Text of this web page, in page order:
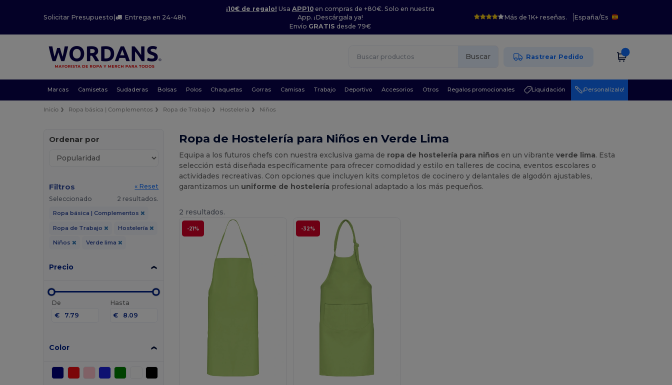
Solicitar Presupuesto | Entrega en 24-48h
¡10€ de regalo! Usa APP10en compras de +80€. Solo en nuestra
App. ¡Descárgala ya!
Envío GRATIS desde 79€
Más de 1K+ reseñas. España/Es
Buscar Rastrear Pedido
Marcas Camisetas Sudaderas Bolsas Polos Chaquetas Gorras Camisas Trabajo Deportivo Accesorios Otros Regalos promocionales Liquidación ¡Personalízalo!
Inicio Ropa básica | Complementos Ropa de Trabajo Hostelería Niños
Ordenar por
Filtros
« Reset
Seleccionado
2 resultados.
Ropa básica | Complementos
Ropa de Trabajo Hostelería
Niños Verde lima
Precio
De
€
Hasta
€
Color
Ropa de Hostelería para Niños en Verde Lima
Equipa a los futuros chefs con nuestra exclusiva gama de ropa de hostelería para niños en un vibranteverde lima. Esta
selección está diseñada específicamente para ofrecer comodidad y estilo en talleres de cocina, eventos escolares o
actividades recreativas. Con opciones que incluyen kits completos de cocinero y delantales de algodón ajustables,
garantizamos un uniforme de hostelería profesional adaptado a los más pequeños.
2 resultados.
-21% -32%